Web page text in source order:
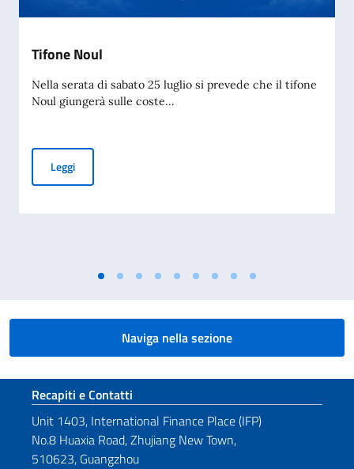
Tifone Noul
Nella serata di sabato 25 luglio si prevede che il tifone
Noul giungerà sulle coste...
LeggiTifone Noul
Naviga nella sezione
Sezione footer
Recapiti e Contatti
Unit 1403, International Finance Place (IFP)
No.8 Huaxia Road, Zhujiang New Town,
510623, Guangzhou